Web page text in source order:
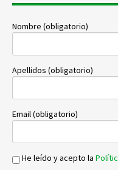
Nombre (obligatorio)
Apellidos (obligatorio)
Email (obligatorio)
He leído y acepto la